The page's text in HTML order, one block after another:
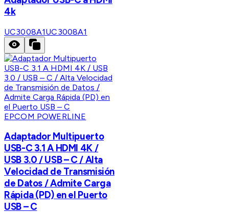
4k
UC3008A1UC3008A1
EPCOM POWERLINE
Adaptador Multipuerto
USB-C 3.1 A HDMI 4K /
USB 3.0 / USB – C / Alta
Velocidad de Transmisión
de Datos / Admite Carga
Rápida (PD) en el Puerto
USB – C